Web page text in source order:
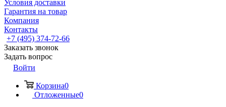
Условия доставки
Гарантия на товар
Компания
Контакты
+7 (495) 374-72-66
Заказать звонок
Задать вопрос
Войти
Корзина0
Отложенные0